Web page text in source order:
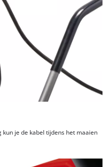
owner needs to setup
CMP to add this content
of technologies used.
Usercentrics Consent
Platform
je de kabel tijdens het maaien